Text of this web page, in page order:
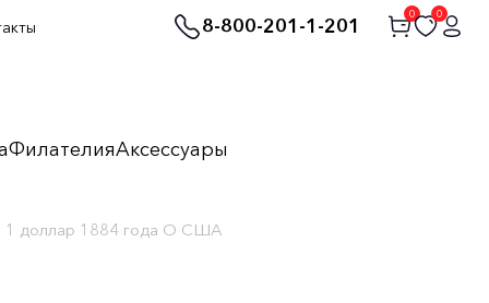
8-800-201-1-201
0 0
ФилателияАксессуары
1 доллар 1884 года О США